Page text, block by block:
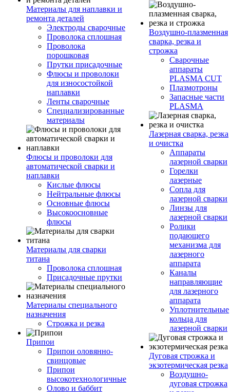
Материалы для наплавки и
ремонта деталей
Электроды сварочные
Проволока сплошная
Проволока
порошковая
Прутки присадочные
Флюсы и проволоки
для износостойкой
наплавки
Ленты сварочные
Специализированные
материалы
Флюсы и проволоки для
автоматической сварки и
наплавки
Кислые флюсы
Нейтральные флюсы
Основные флюсы
Высокоосновные
флюсы
Материалы для сварки
титана
Проволока сплошная
Присадочные прутки
Материалы специального
назначения
Строжка и резка
Припои
Припои оловянно-
свинцовые
Припои
высокотехнологичные
Олово и баббит
Воздушно-плазменная
сварка, резка и
строжка
Сварочные
аппараты
PLASMA CUT
Плазмотроны
Запасные части
PLASMA
Лазерная сварка, резка
и очистка
Аппараты
лазерной сварки
Горелки
лазерные
Сопла для
лазерной сварки
Линзы для
лазерной сварки
Ролики
подающего
механизма для
лазерного
аппарата
Каналы
направляющие
для лазерного
аппарата
Уплотнительные
кольца для
лазерной сварки
Дуговая строжка и
экзотермическая резка
Воздушно-
дуговая строжка